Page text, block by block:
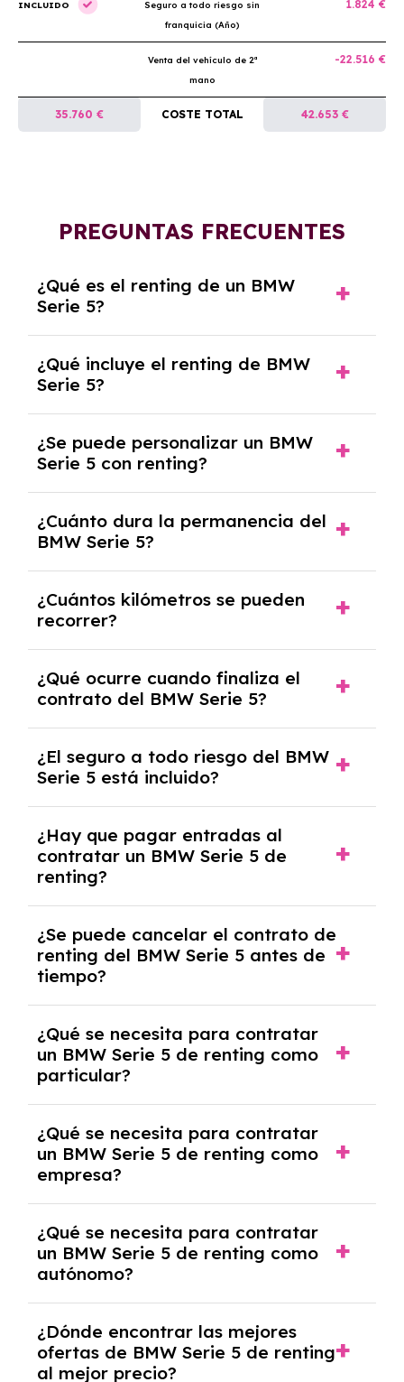
INCLUIDO
Seguro a todo riesgo sin
franquicia (Año)
1.824 €
Venta del vehículo de 2ª
mano
-22.516 €
35.760 € COSTE TOTAL 42.653 €
PREGUNTAS FRECUENTES
¿Qué es el renting de un BMW
Serie 5?
de alquiler a largo plazo en el que pagas una
cuota mensual fija por el uso del coche
durante un periodo determinado,
generalmente entre 2 y 5 años.
¿Qué incluye el renting de BMW
Serie 5?
seguro a todo riesgo, mantenimiento,
reparaciones, impuestos, asistencia en
carretera y gestión de la documentación.
¿Se puede personalizar un BMW
Serie 5 con renting?
opciones y equipamiento adicional, siempre y
cuando lo pactes con la empresa de renting.
¿Cuánto dura la permanencia del
BMW Serie 5?
renting, que normalmente varía entre 2 y 5
años.
¿Cuántos kilómetros se pueden
recorrer?
contrato y puede variar entre 10,000 y
30,000 km anuales. Si excedes ese límite,
puede haber un cargo adicional.
¿Qué ocurre cuando finaliza el
contrato del BMW Serie 5?
coche, renovarlo por uno nuevo o, en algunos
casos, comprarlo a un precio previamente
acordado.
¿El seguro a todo riesgo del BMW
Serie 5 está incluido?
Serie 5 con el seguro a todo riesgo sin
franquicia incluido dentro de las cuotas
mensuales.
¿Hay que pagar entradas al
contratar un BMW Serie 5 de
renting?
tendrás que pagar ningún tipo de entrada
salvo en casos que lo exija el proveedor
debido al resultado del estudio de viabilidad
económica.
¿Se puede cancelar el contrato de
renting del BMW Serie 5 antes de
tiempo?
pero puede haber penalizaciones por
cancelación anticipada. Es importante revisar
las condiciones del contrato y hablar con un
experto que te asesore.
¿Qué se necesita para contratar
un BMW Serie 5 de renting como
particular?
y, en algunos casos, una consulta de solvencia
crediticia y un pago inicial.
¿Qué se necesita para contratar
un BMW Serie 5 de renting como
empresa?
documentación financiera y, en algunos
casos, un informe de solvencia de la empresa
y un pago inicial.
¿Qué se necesita para contratar
un BMW Serie 5 de renting como
autónomo?
autónomos, justificante de ingresos y, en
algunos casos, un informe fiscal y un pago
¿Dónde encontrar las mejores
ofertas de BMW Serie 5 de renting
al mejor precio?